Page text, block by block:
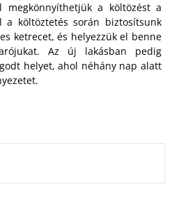
megkönnyíthetjük a költözést a
a költöztetés során biztosítsunk
ketrecet, és helyezzük el benne
Az új lakásban pedig
helyet, ahol néhány nap alatt